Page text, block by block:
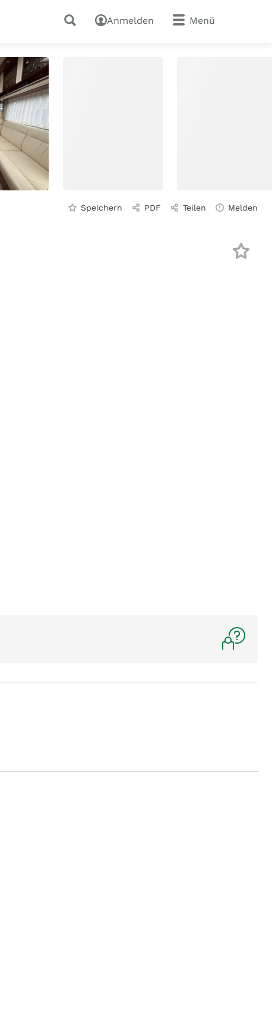
Anmelden Menü
Speichern PDF Teilen Melden